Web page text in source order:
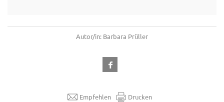
Autor/in: Barbara Prüller
Empfehlen Drucken